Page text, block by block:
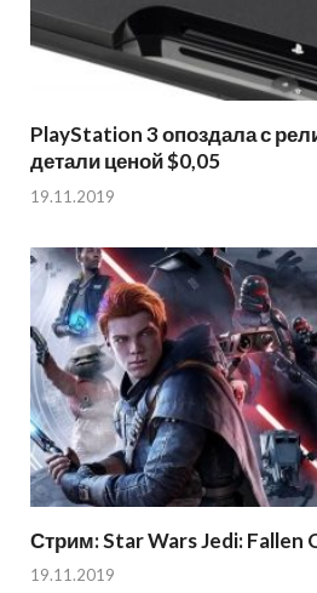
PlayStation 3 опоздала с
детали ценой $0,05
19.11.2019
Стрим: Star Wars Jedi: Fallen
19.11.2019